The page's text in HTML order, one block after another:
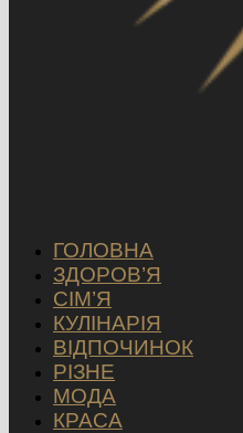
ГОЛОВНА
ЗДОРОВ’Я
СІМ’Я
КУЛІНАРІЯ
ВІДПОЧИНОК
РІЗНЕ
МОДА
КРАСА